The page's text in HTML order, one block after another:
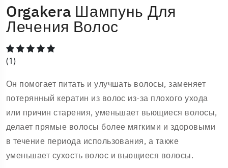
Orgakera Шампунь Для
Лечения Волос
(1)
Он помогает питать и улучшать волосы, заменяет
потерянный кератин из волос из-за плохого ухода
или причин старения, уменьшает вьющиеся волосы,
делает прямые волосы более мягкими и здоровыми
в течение периода использования, а также
уменьшает сухость волос и вьющиеся волосы.